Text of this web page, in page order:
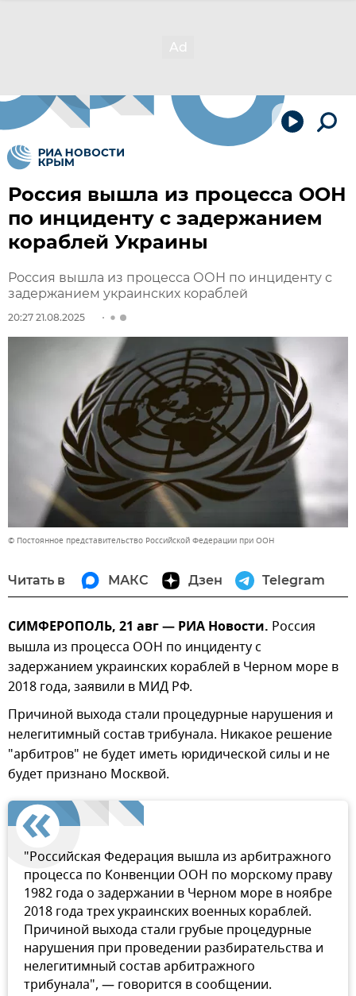
Россия вышла из процесса ООН
по инциденту с задержанием
кораблей Украины
Россия вышла из процесса ООН по инциденту с
задержанием украинских кораблей
20:27 21.08.2025
© Постоянное представительство Российской Федерации при ООН
Читать в МАКС Дзен Telegram
СИМФЕРОПОЛЬ, 21 авг — РИА Новости. Россия
вышла из процесса ООН по инциденту с
задержанием украинских кораблей в Черном море в
2018 года, заявили в МИД РФ.
Причиной выхода стали процедурные нарушения и
нелегитимный состав трибунала. Никакое решение
"арбитров" не будет иметь юридической силы и не
будет признано Москвой.
"Российская Федерация вышла из арбитражного
процесса по Конвенции ООН по морскому праву
1982 года о задержании в Черном море в ноябре
2018 года трех украинских военных кораблей.
Причиной выхода стали грубые процедурные
нарушения при проведении разбирательства и
нелегитимный состав арбитражного
трибунала", — говорится в сообщении.